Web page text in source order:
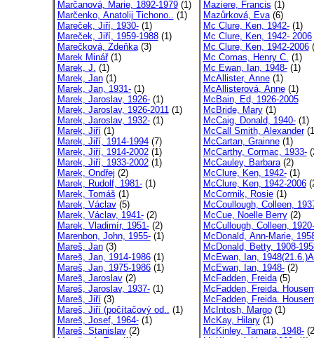
Marčanová, Marie, 1892-1979(1)
Marčenko, Anatolij Tichono.. (1)
Mareček, Jiří, 1930-(1)
Mareček, Jiří, 1959-1988(1)
Marečková, Zdeňka(3)
Marek Minář(1)
Marek, J. (1)
Marek, Jan(1)
Marek, Jan, 1931-(1)
Marek, Jaroslav, 1926-(1)
Marek, Jaroslav, 1926-2011(1)
Marek, Jaroslav, 1932-(1)
Marek, Jiří(1)
Marek, Jiří, 1914-1994(7)
Marek, Jiří, 1914-2002(1)
Marek, Jiří, 1933-2002(1)
Marek, Ondřej (2)
Marek, Rudolf, 1981-(1)
Marek, Tomáš (1)
Marek, Václav(5)
Marek, Václav, 1941-(2)
Marek, Vladimír, 1951-(2)
Marenbon, John, 1955-(1)
Mareš, Jan(3)
Mareš, Jan, 1914-1986(1)
Mareš, Jan, 1975-1986(1)
Mareš, Jaroslav(2)
Mareš, Jaroslav, 1937-(1)
Mareš, Jiří(3)
Mareš, Jiří (počítačový od.. (1)
Mareš, Josef, 1964-(1)
Mareš, Stanislav(2)
Maziere, Francis (1)
Mazůrková, Eva(6)
Mc Clure, Ken, 1942-(1)
Mc Clure, Ken, 1942- 2006
Mc Clure, Ken, 1942-2006
Mc Comas, Henry C. (1)
Mc Ewan, Ian, 1948-(1)
McAllister, Anne(1)
McAllisterová, Anne(1)
McBain, Ed, 1926-2005
McBride, Mary(1)
McCaig, Donald, 1940-(1)
McCall Smith, Alexander
McCartan, Grainne(1)
McCarthy, Cormac, 1933-
McCauley, Barbara(2)
McClure, Ken, 1942-(1)
McClure, Ken, 1942-2006
McCormik, Rosie(1)
McCoullough, Colleen,
McCue, Noelle Berry(2)
McCullough, Colleen, 1920-
McDonald, Ann-Marie,
McDonald, Betty, 1908-
McEwan, Ian,
McEwan, Ian, 1948-(2)
McFadden, Freida(5)
McFadden, Freida.
McFadden, Freida.
McIntosh, Margo(1)
McKay, Hilary(1)
McKinley, Tamara, 1948-